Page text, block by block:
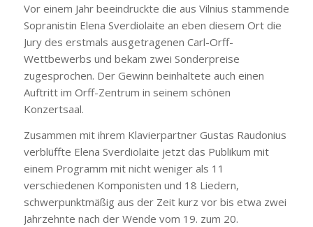
Vor einem Jahr beeindruckte die aus Vilnius stammende
Sopranistin Elena Sverdiolaite an eben diesem Ort die
Jury des erstmals ausgetragenen Carl-Orff-
Wettbewerbs und bekam zwei Sonderpreise
zugesprochen. Der Gewinn beinhaltete auch einen
Auftritt im Orff-Zentrum in seinem schönen
Konzertsaal.
Zusammen mit ihrem Klavierpartner Gustas Raudonius
verblüffte Elena Sverdiolaite jetzt das Publikum mit
einem Programm mit nicht weniger als 11
verschiedenen Komponisten und 18 Liedern,
schwerpunktmäßig aus der Zeit kurz vor bis etwa zwei
Jahrzehnte nach der Wende vom 19. zum 20.